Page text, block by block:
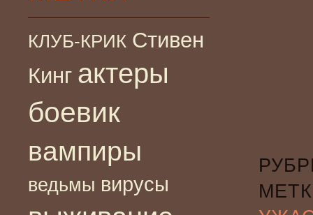
КЛУБ-КРИК Стивен
Кинг актеры
боевик
вампиры
ведьмы вирусы